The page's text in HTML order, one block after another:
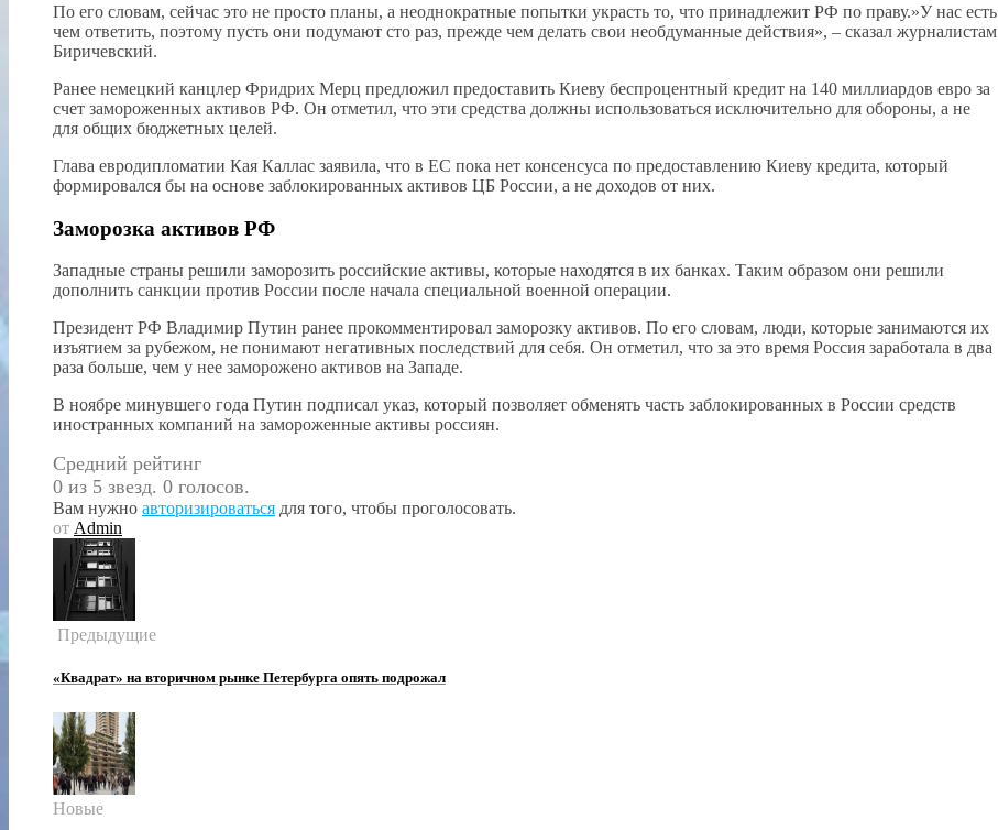
По его словам, сейчас это не просто планы, а неоднократные попытки украсть то, что принадлежит РФ по праву.»У нас есть
чем ответить, поэтому пусть они подумают сто раз, прежде чем делать свои необдуманные действия», – сказал журналистам
Биричевский.
Ранее немецкий канцлер Фридрих Мерц предложил предоставить Киеву беспроцентный кредит на 140 миллиардов евро за
счет замороженных активов РФ. Он отметил, что эти средства должны использоваться исключительно для обороны, а не
для общих бюджетных целей.
Глава евродипломатии Кая Каллас заявила, что в ЕС пока нет консенсуса по предоставлению Киеву кредита, который
формировался бы на основе заблокированных активов ЦБ России, а не доходов от них.
Заморозка активов РФ
Западные страны решили заморозить российские активы, которые находятся в их банках. Таким образом они решили
дополнить санкции против России после начала специальной военной операции.
Президент РФ Владимир Путин ранее прокомментировал заморозку активов. По его словам, люди, которые занимаются их
изъятием за рубежом, не понимают негативных последствий для себя. Он отметил, что за это время Россия заработала в два
раза больше, чем у нее заморожено активов на Западе.
В ноябре минувшего года Путин подписал указ, который позволяет обменять часть заблокированных в России средств
иностранных компаний на замороженные активы россиян.
Средний рейтинг
0 из 5 звезд. 0 голосов.
Вам нужно авторизироваться для того, чтобы проголосовать.
от Admin
Предыдущие
«Квадрат» на вторичном рынке Петербурга опять подрожал
Новые